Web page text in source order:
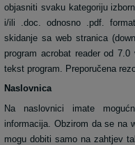
objasniti svaku kategoriju
i/ili .doc. odnosno .pdf.
skidanje sa web stranica
program acrobat reader od
tekst program. Preporučena
Naslovnica
Na naslovnici imate
informacija. Obzirom da se na
mogu dobiti samo na zahtjev